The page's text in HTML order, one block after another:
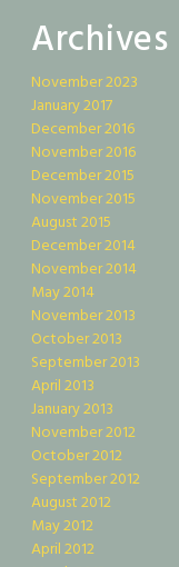
Archives
November 2023
January 2017
December 2016
November 2016
December 2015
November 2015
August 2015
December 2014
November 2014
May 2014
November 2013
October 2013
September 2013
April 2013
January 2013
November 2012
October 2012
September 2012
August 2012
May 2012
April 2012